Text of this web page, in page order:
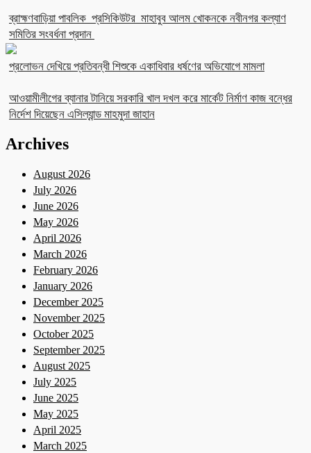
ব্রাহ্মণবাড়িয়া পাবলিক প্রসিকিউটর মাহাবুব আলম খোকনকে নবীনগর কল্যাণ
সমিতির সংবর্ধনা প্রদান
প্রলোভন দেখিয়ে প্রতিবন্ধী শিশুকে একাধিবার ধর্ষণের অভিযোগে মামলা
আওয়ামীলীগের ব্যানার টানিয়ে সরকারি খাল দখল করে মার্কেট নির্মাণ কাজ বন্ধের
নির্দেশ দিয়েছেন এসিল্যান্ড মাহমুদা জাহান
Archives
August 2026
July 2026
June 2026
May 2026
April 2026
March 2026
February 2026
January 2026
December 2025
November 2025
October 2025
September 2025
August 2025
July 2025
June 2025
May 2025
April 2025
March 2025